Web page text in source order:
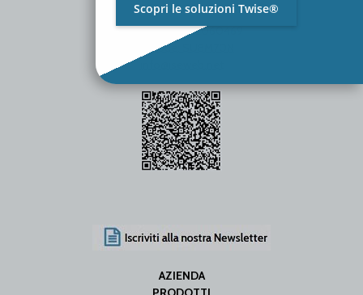
P.Iva / C.F. 01642060469
SDI Code: SUBM70N
AZIENDA
Scopri le soluzioni Twise®